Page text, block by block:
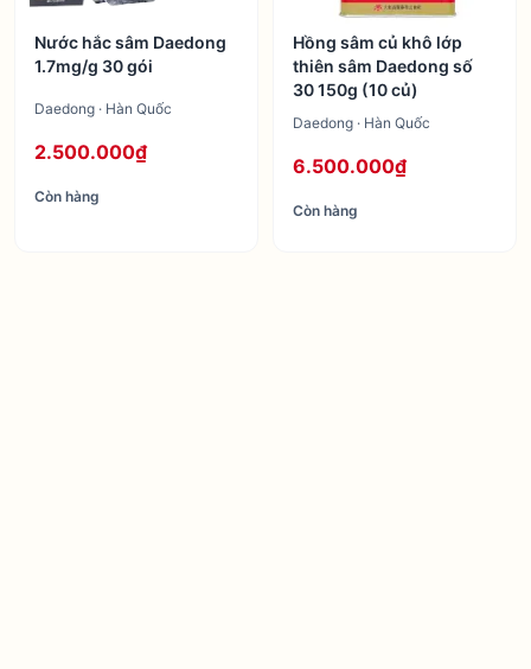
Nước hắc sâm Daedong
1.7mg/g 30 gói
Daedong · Hàn Quốc
2.500.000₫
Còn hàng
Hồng sâm củ khô lớp
thiên sâm Daedong số
30 150g (10 củ)
Daedong · Hàn Quốc
6.500.000₫
Còn hàng